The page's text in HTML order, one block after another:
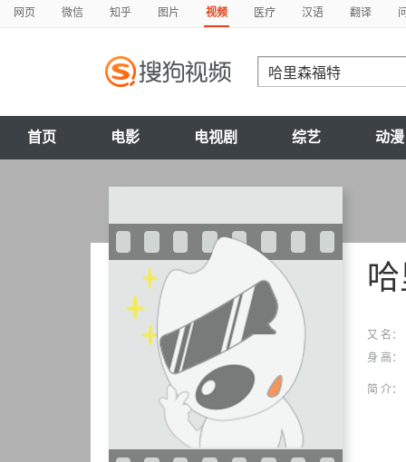
网页 微信 知乎 图片 视频 医疗 汉语 翻译
首页 电影 电视剧 综艺 动漫
又 名：
身 高：
简 介：